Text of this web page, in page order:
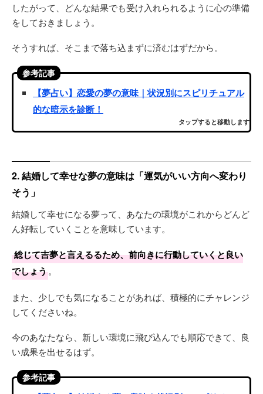
したがって、どんな結果でも受け入れられるように心の準備
をしておきましょう。
そうすれば、そこまで落ち込まずに済むはずだから。
参考記事
【夢占い】恋愛の夢の意味｜状況別にスピリチュアル
的な暗示を診断！
タップすると移動します
2. 結婚して幸せな夢の意味は「運気がいい方向へ変わり
そう」
結婚して幸せになる夢って、あなたの環境がこれからどんど
ん好転していくことを意味しています。
総じて吉夢と言えるるため、前向きに行動していくと良い
でしょう。
また、少しでも気になることがあれば、積極的にチャレンジ
してくださいね。
今のあなたなら、新しい環境に飛び込んでも順応できて、良
い成果を出せるはず。
参考記事